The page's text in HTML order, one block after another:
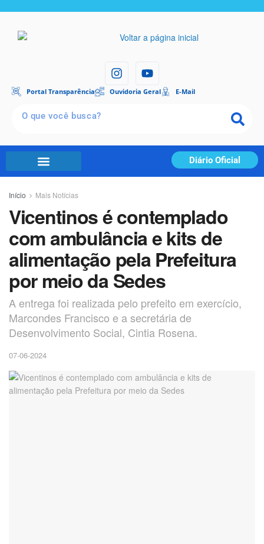
Portal Transparência Ouvidoria Geral E-Mail
Diário Oficial
Início Mais Notícias
Vicentinos é contemplado
com ambulância e kits de
alimentação pela Prefeitura
por meio da Sedes
A entrega foi realizada pelo prefeito em exercício,
Marcondes Francisco e a secretária de
Desenvolvimento Social, Cintia Rosena.
07-06-2024